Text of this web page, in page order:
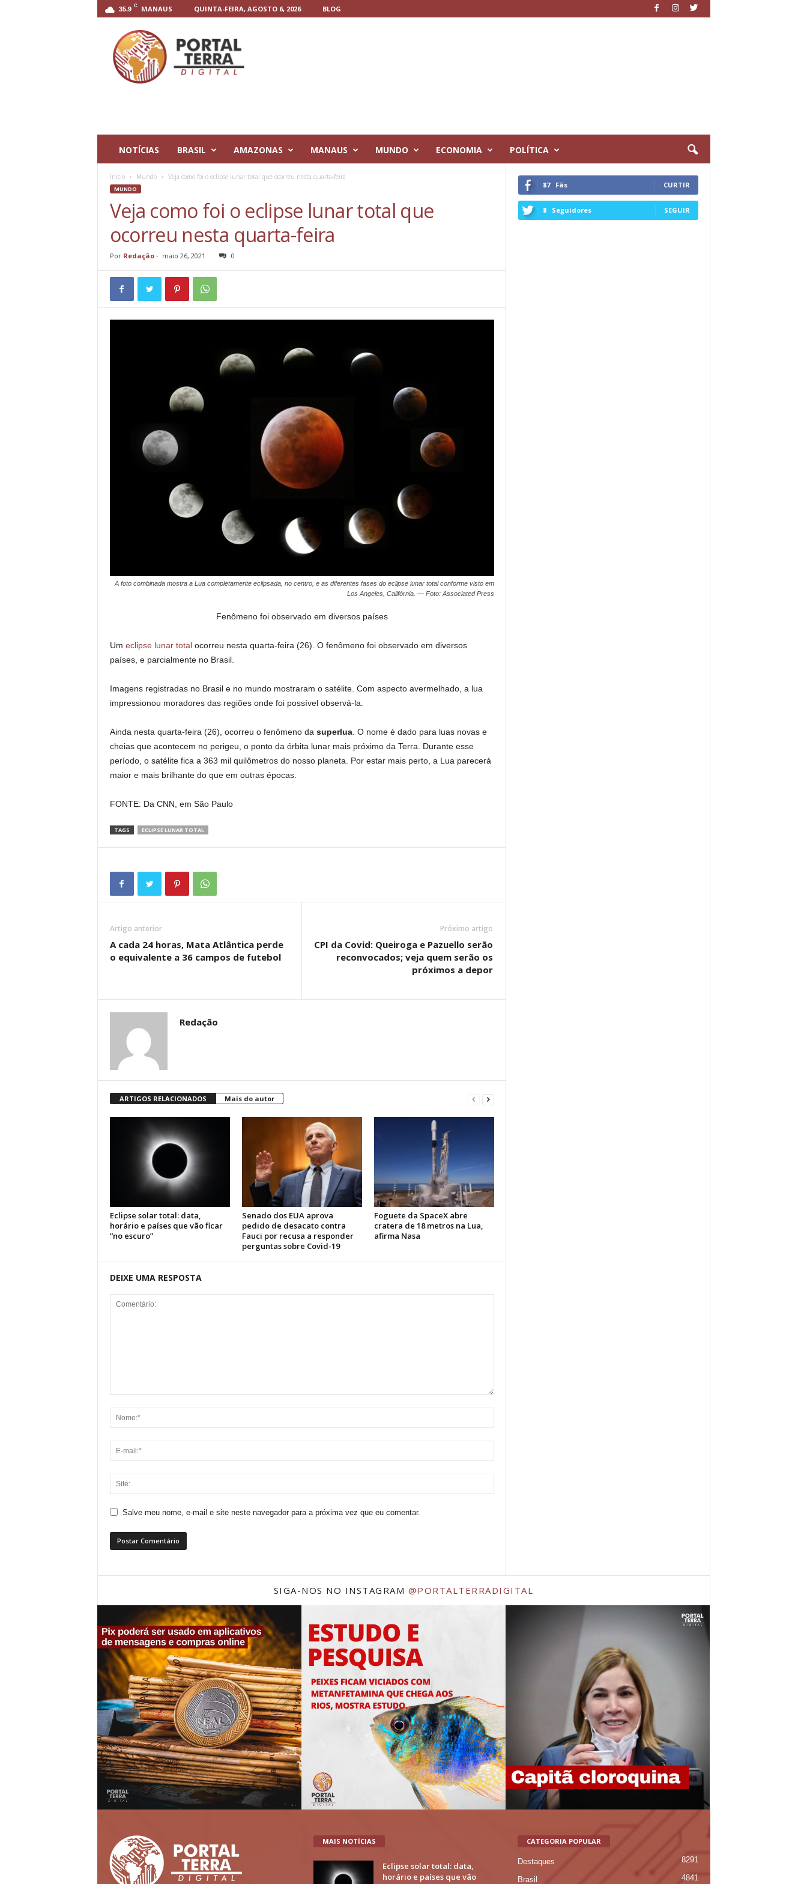
35.9 C MANAUS QUINTA-FEIRA, AGOSTO 6, 2026 BLOG
NOTÍCIAS BRASIL AMAZONAS MANAUS MUNDO ECONOMIA POLÍTICA
Início Mundo Veja como foi o eclipse lunar total que ocorreu nesta quarta-feira
MUNDO
Veja como foi o eclipse lunar total que
ocorreu nesta quarta-feira
Por Redação- maio 26, 2021 0
A foto combinada mostra a Lua completamente eclipsada, no centro, e as diferentes fases do eclipse lunar total conforme visto em
Los Angeles, Califórnia. — Foto: Associated Press
Fenômeno foi observado em diversos países
Um eclipse lunar totalocorreu nesta quarta-feira (26). O fenômeno foi observado em diversos
países, e parcialmente no Brasil.
Imagens registradas no Brasil e no mundo mostraram o satélite. Com aspecto avermelhado, a lua
impressionou moradores das regiões onde foi possível observá-la.
Ainda nesta quarta-feira (26), ocorreu o fenômeno da superlua. O nome é dado para luas novas e
cheias que acontecem no perigeu, o ponto da órbita lunar mais próximo da Terra. Durante esse
período, o satélite fica a 363 mil quilômetros do nosso planeta. Por estar mais perto, a Lua parecerá
maior e mais brilhante do que em outras épocas.
FONTE: Da CNN, em São Paulo
TAGS ECLIPSE LUNAR TOTAL
Artigo anterior
A cada 24 horas, Mata Atlântica perde
o equivalente a 36 campos de futebol
Próximo artigo
CPI da Covid: Queiroga e Pazuello serão
reconvocados; veja quem serão os
próximos a depor
Redação
ARTIGOS RELACIONADOS Mais do autor
Eclipse solar total: data,
horário e países que vão ficar
“no escuro”
Senado dos EUA aprova
pedido de desacato contra
Fauci por recusa a responder
perguntas sobre Covid-19
Foguete da SpaceX abre
cratera de 18 metros na Lua,
afirma Nasa
DEIXE UMA RESPOSTA
Salve meu nome, e-mail e site neste navegador para a próxima vez que eu comentar.
87 Fãs CURTIR
8 Seguidores SEGUIR
SIGA-NOS NO INSTAGRAM @PORTALTERRADIGITAL
MAIS NOTÍCIAS
Eclipse solar total: data,
horário e países que vão
CATEGORIA POPULAR
Destaques 8291
Brasil 4841